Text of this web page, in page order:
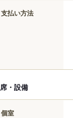
支払い方法
席・設備
個室